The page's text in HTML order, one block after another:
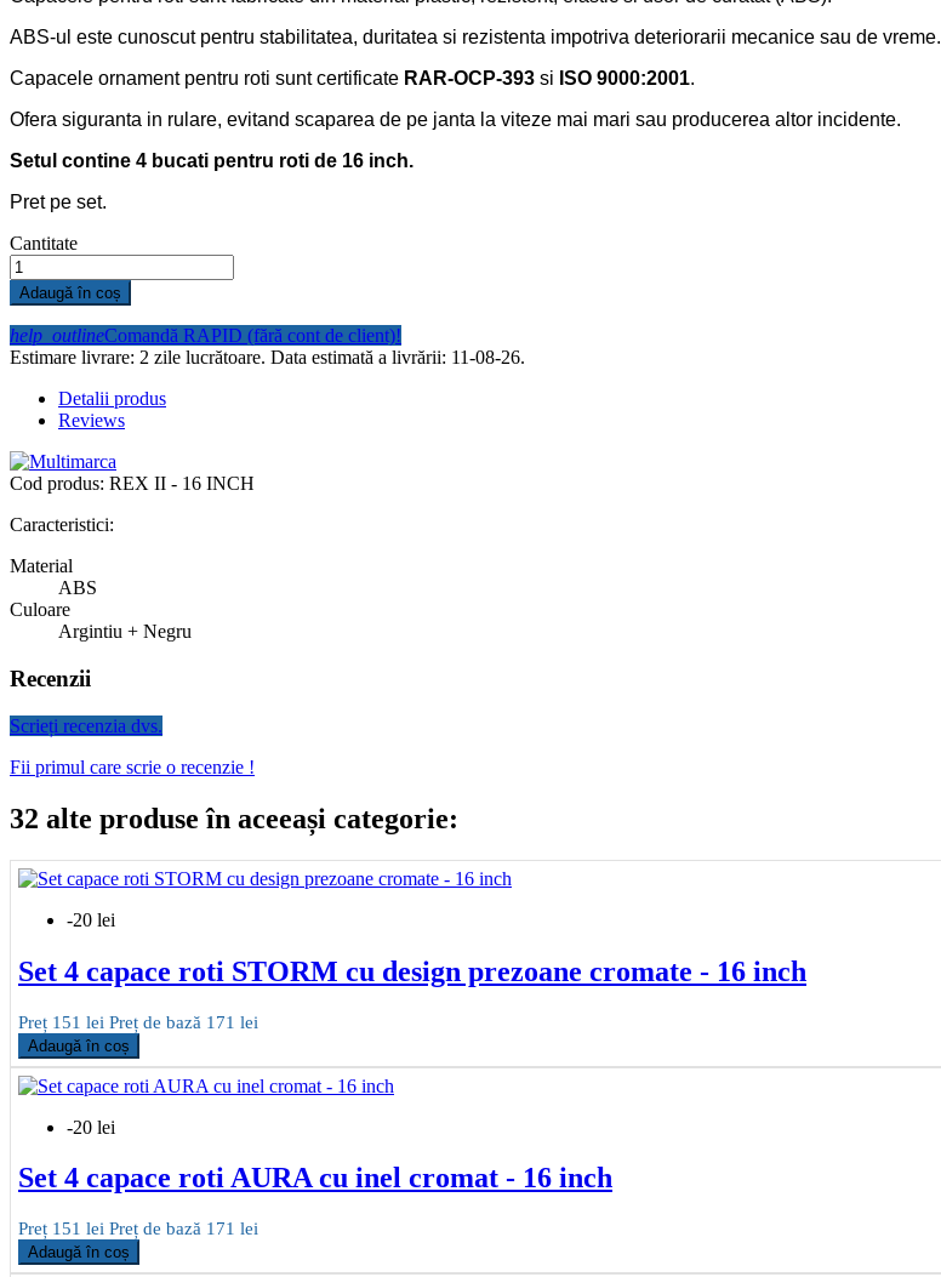
ABS-ul este cunoscut pentru stabilitatea, duritatea si rezistenta impotriva deteriorarii mecanice sau de vreme.
Capacele ornament pentru roti sunt certificate RAR-OCP-393 si ISO 9000:2001.
Ofera siguranta in rulare, evitand scaparea de pe janta la viteze mai mari sau producerea altor incidente.
Setul contine 4 bucati pentru roti de 16 inch.
Pret pe set.
Cantitate
Adaugă în coș
help_outlineComandă RAPID (fără cont de client)!
Estimare livrare: 2 zile lucrătoare. Data estimată a livrării: 11-08-26.
Detalii produs
Reviews
Cod produs: REX II - 16 INCH
Caracteristici:
Material
ABS
Culoare
Argintiu + Negru
Recenzii
Scrieți recenzia dvs.
Fii primul care scrie o recenzie !
32 alte produse în aceeași categorie:
-20 lei
Set 4 capace roti STORM cu design prezoane cromate - 16 inch
Preț 151 lei Preț de bază 171 lei
Adaugă în coș
-20 lei
Set 4 capace roti AURA cu inel cromat - 16 inch
Preț 151 lei Preț de bază 171 lei
Adaugă în coș